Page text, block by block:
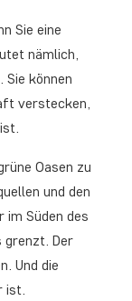
Sie eine
nämlich,
können
verstecken,
Oasen zu
und den
im Süden des
grenzt. Der
Und die
ist.